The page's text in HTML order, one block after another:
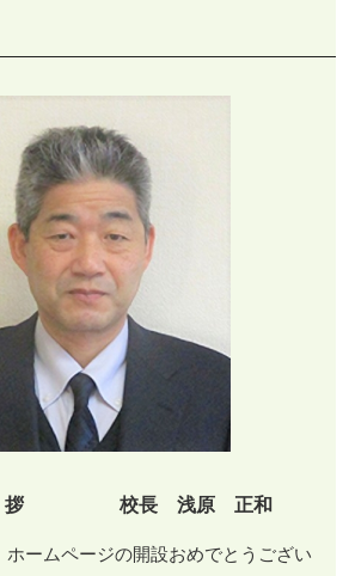
校長 浅原 正和
ームページの開設おめでとうござい